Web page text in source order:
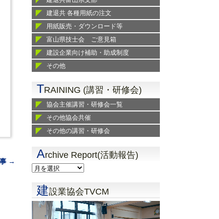
→
建退共 各種用紙の注文
用紙販売・ダウンロード等
富山県技士会 ご意見箱
建設企業向け補助・助成制度
その他
TRAINING (講習・研修会)
協会主催講習・研修会一覧
その他協会共催
その他の講習・研修会
Archive Report(活動報告)
建設業協会TVCM